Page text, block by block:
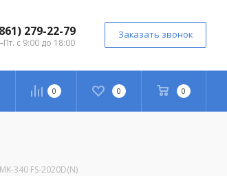
279-22-79
с 9:00 до 18:00
Заказать звонок
0 0 0
340 FS-2020D(N)